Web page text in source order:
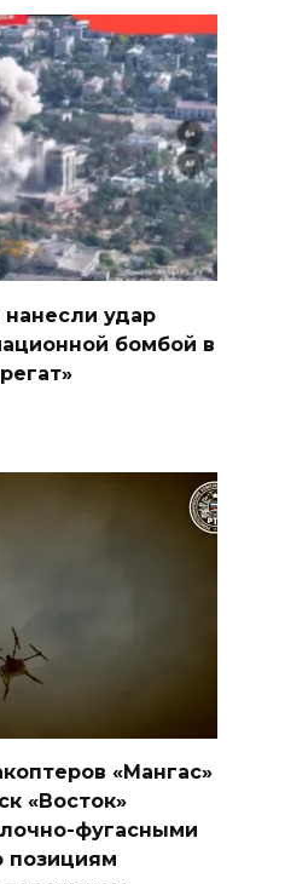
удар
бомбой в
«Мангас»
«Восток»
фугасными
позициям